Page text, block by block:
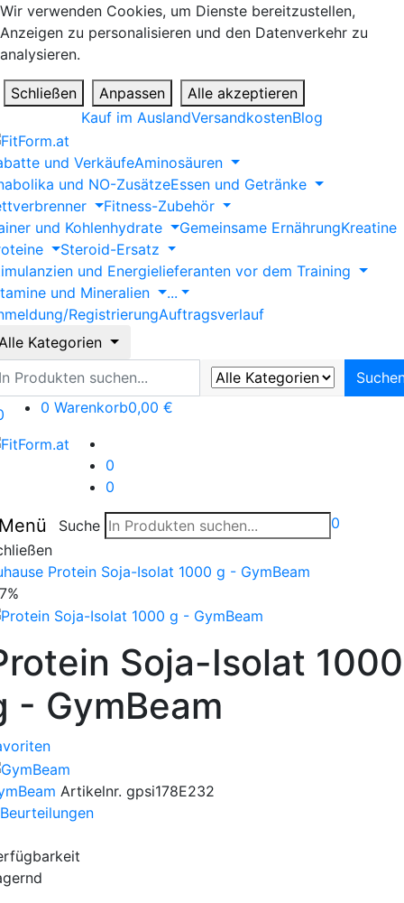
Wir verwenden Cookies, um Dienste bereitzustellen,
Anzeigen zu personalisieren und den Datenverkehr zu
analysieren.
Schließen Anpassen
Alle akzeptieren
Kauf im AuslandVersandkostenBlog
und VerkäufeAminosäuren
und NO-ZusätzeEssen und Getränke
Fitness-Zubehör
und Kohlenhydrate
Gemeinsame ErnährungKreatine
Steroid-Ersatz
und Energielieferanten vor dem Training
und Mineralien
...
RegistrierungAuftragsverlauf
Kategorien
0 Warenkorb0,00 €
0
0
Suche 0
Protein Soja-Isolat 1000 g - GymBeam
Soja-Isolat 1000
- GymBeam
Artikelnr. gpsi178E232